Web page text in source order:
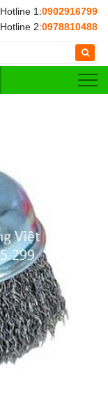
Hotline 1:0902916799
Hotline 2:0978810488